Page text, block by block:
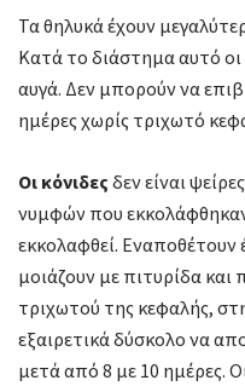
Τα θηλυκά έχουν
Κατά το διάστημα αυτό οι
αυγά. Δεν μπορούν να
ημέρες χωρίς τριχωτό
Οι κόνιδες δεν είναι
νυμφών που
εκκολαφθεί.
μοιάζουν με πιτυρίδα
τριχωτού της κεφαλής,
εξαιρετικά δύσκολο να
μετά από 8 με 10 ημέρες.